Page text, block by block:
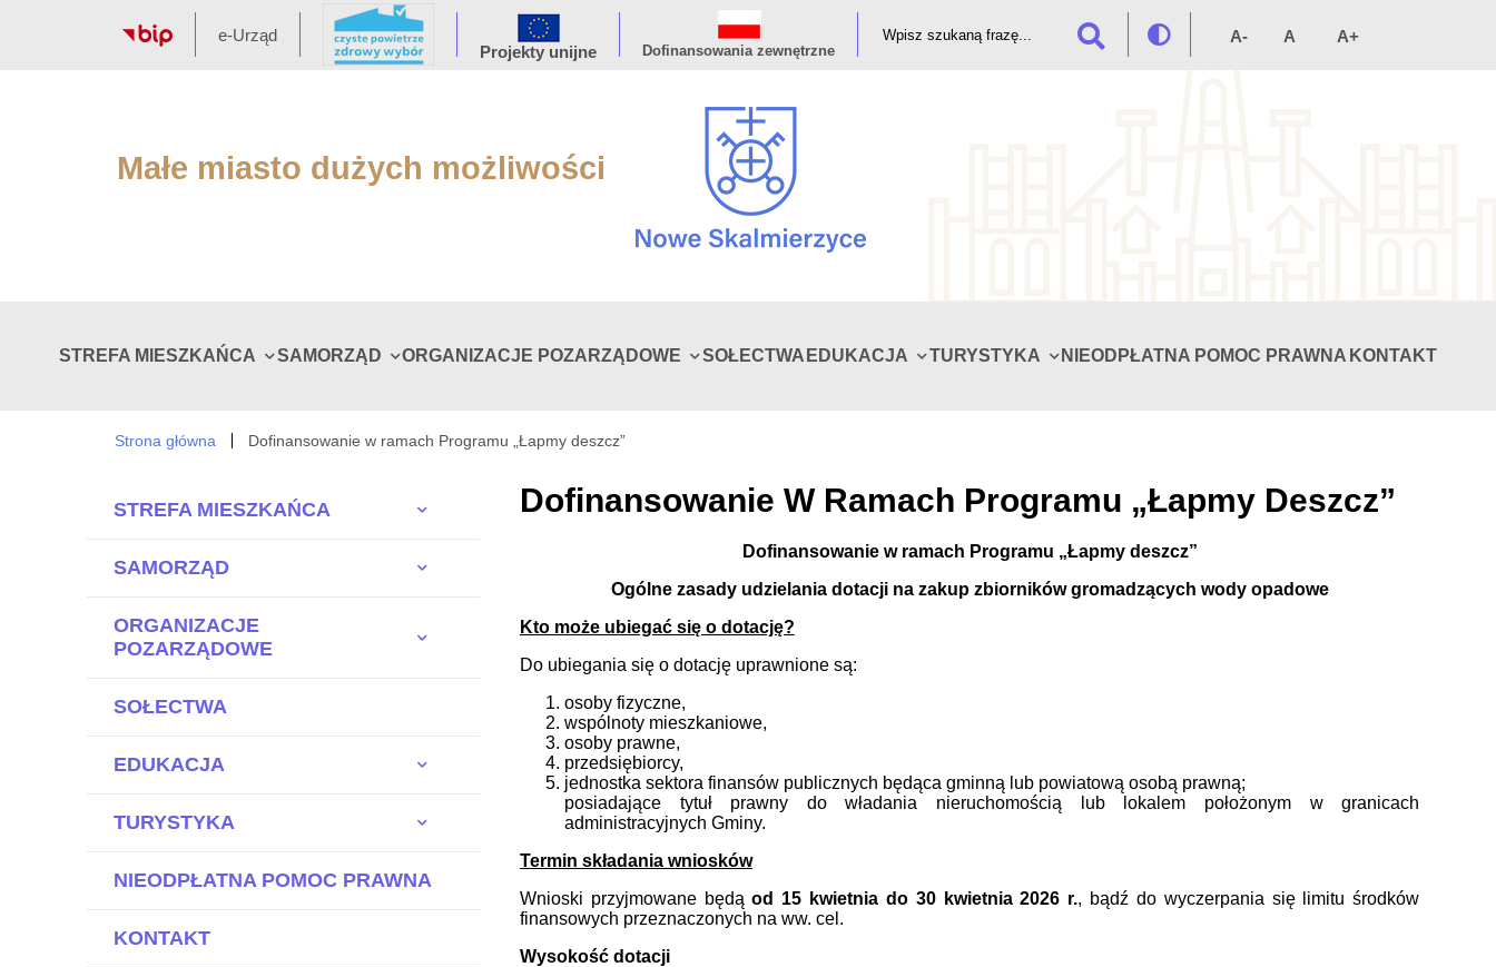
e-Urząd
Projekty unijne
Dofinansowania zewnętrzne
Małe miasto dużych możliwości
STREFA MIESZKAŃCA SAMORZĄD ORGANIZACJE POZARZĄDOWE SOŁECTWA EDUKACJA TURYSTYKA NIEODPŁATNA POMOC PRAWNA KONTAKT
Strona główna Dofinansowanie w ramach Programu „Łapmy deszcz”
STREFA MIESZKAŃCA
SAMORZĄD
ORGANIZACJE
POZARZĄDOWE
SOŁECTWA
EDUKACJA
TURYSTYKA
NIEODPŁATNA POMOC PRAWNA
KONTAKT
Dofinansowanie W Ramach Programu „Łapmy Deszcz”
Dofinansowanie w ramach Programu „Łapmy deszcz”
Ogólne zasady udzielania dotacji na zakup zbiorników gromadzących wody opadowe
Kto może ubiegać się o dotację?
Do ubiegania się o dotację uprawnione są:
osoby fizyczne,
wspólnoty mieszkaniowe,
osoby prawne,
przedsiębiorcy,
jednostka sektora finansów publicznych będąca gminną lub powiatową osobą prawną;
posiadające tytuł prawny do władania nieruchomością lub lokalem położonym w granicach
administracyjnych Gminy.
Termin składania wniosków
Wnioski przyjmowane będąod 15 kwietnia do 30 kwietnia 2026 r., bądź do wyczerpania się limitu środków
finansowych przeznaczonych na ww. cel.
Wysokość dotacji